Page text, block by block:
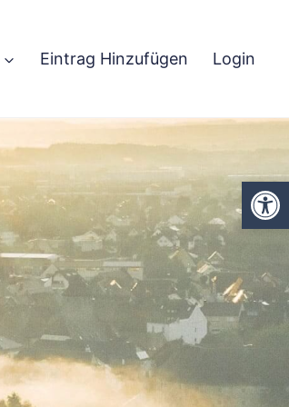
Eintrag Hinzufügen Login